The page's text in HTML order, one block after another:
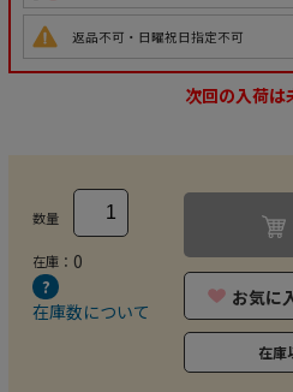
返品不可・日曜祝日指定不可
次回の入荷は
数量
在庫： 0
在庫数について
お気に
在庫